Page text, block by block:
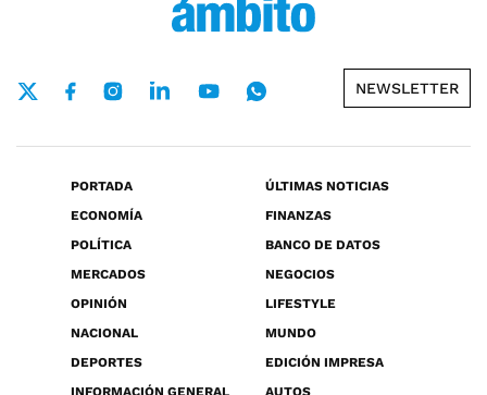
NEWSLETTER
PORTADA
ÚLTIMAS NOTICIAS
ECONOMÍA
FINANZAS
POLÍTICA
BANCO DE DATOS
MERCADOS
NEGOCIOS
OPINIÓN
LIFESTYLE
NACIONAL
MUNDO
DEPORTES
EDICIÓN IMPRESA